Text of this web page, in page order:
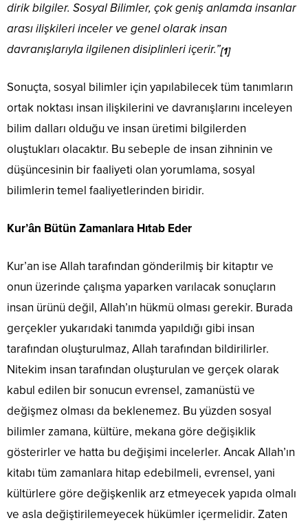
dirik bilgiler. Sosyal Bilimler, çok geniş anlamda insanlar
arası ilişkileri inceler ve genel olarak insan
davranışlarıyla ilgilenen disiplinleri içerir.”[1]
Sonuçta, sosyal bilimler için yapılabilecek tüm tanımların
ortak noktası insan ilişkilerini ve davranışlarını inceleyen
bilim dalları olduğu ve insan üretimi bilgilerden
oluştukları olacaktır. Bu sebeple de insan zihninin ve
düşüncesinin bir faaliyeti olan yorumlama, sosyal
bilimlerin temel faaliyetlerinden biridir.
Kur’ân Bütün Zamanlara Hıtab Eder
Kur’an ise Allah tarafından gönderilmiş bir kitaptır ve
onun üzerinde çalışma yaparken varılacak sonuçların
insan ürünü değil, Allah’ın hükmü olması gerekir. Burada
gerçekler yukarıdaki tanımda yapıldığı gibi insan
tarafından oluşturulmaz, Allah tarafından bildirilirler.
Nitekim insan tarafından oluşturulan ve gerçek olarak
kabul edilen bir sonucun evrensel, zamanüstü ve
değişmez olması da beklenemez. Bu yüzden sosyal
bilimler zamana, kültüre, mekana göre değişiklik
gösterirler ve hatta bu değişimi incelerler. Ancak Allah’ın
kitabı tüm zamanlara hitap edebilmeli, evrensel, yani
kültürlere göre değişkenlik arz etmeyecek yapıda olmalı
ve asla değiştirilemeyecek hükümler içermelidir. Zaten